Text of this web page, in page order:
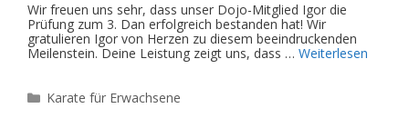
Wir freuen uns sehr, dass unser Dojo-Mitglied Igor die
Prüfung zum 3. Dan erfolgreich bestanden hat! Wir
gratulieren Igor von Herzen zu diesem beeindruckenden
Meilenstein. Deine Leistung zeigt uns, dass … Weiterlesen
Kategorien
Karate für Erwachsene